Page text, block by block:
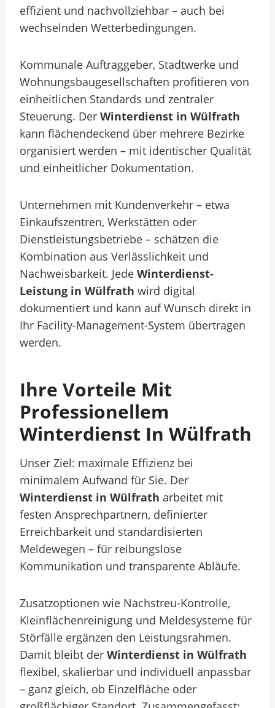
effizient und nachvollziehbar – auch bei
wechselnden Wetterbedingungen.
Kommunale Auftraggeber, Stadtwerke und
Wohnungsbaugesellschaften profitieren von
einheitlichen Standards und zentraler
Steuerung. Der Winterdienst in Wülfrath
kann flächendeckend über mehrere Bezirke
organisiert werden – mit identischer Qualität
und einheitlicher Dokumentation.
Unternehmen mit Kundenverkehr – etwa
Einkaufszentren, Werkstätten oder
Dienstleistungsbetriebe – schätzen die
Kombination aus Verlässlichkeit und
Nachweisbarkeit. Jede Winterdienst-
Leistung in Wülfrath wird digital
dokumentiert und kann auf Wunsch direkt in
Ihr Facility-Management-System übertragen
werden.
Ihre Vorteile Mit
Professionellem
Winterdienst In Wülfrath
Unser Ziel: maximale Effizienz bei
minimalem Aufwand für Sie. Der
Winterdienst in Wülfrath arbeitet mit
festen Ansprechpartnern, definierter
Erreichbarkeit und standardisierten
Meldewegen – für reibungslose
Kommunikation und transparente Abläufe.
Zusatzoptionen wie Nachstreu-Kontrolle,
Kleinflächenreinigung und Meldesysteme für
Störfälle ergänzen den Leistungsrahmen.
Damit bleibt der Winterdienst in Wülfrath
flexibel, skalierbar und individuell anpassbar
– ganz gleich, ob Einzelfläche oder